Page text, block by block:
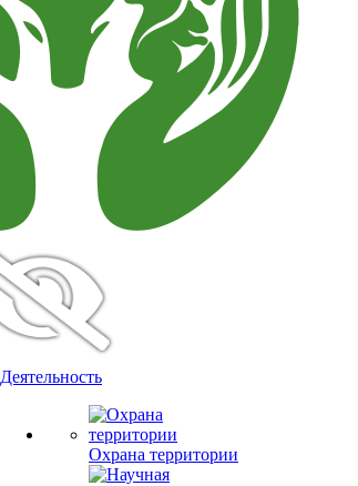
Деятельность
Охрана территории